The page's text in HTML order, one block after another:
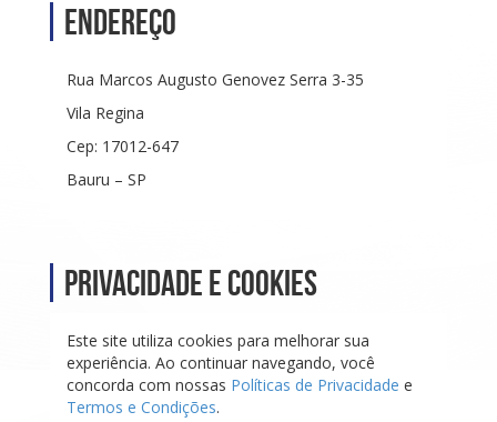
Endereço
Rua Marcos Augusto Genovez Serra 3-35
Vila Regina
Cep: 17012-647
Bauru – SP
Privacidade e Cookies
Este site utiliza cookies para melhorar sua
experiência. Ao continuar navegando, você
concorda com nossas Políticas de Privacidade e
Termos e Condições.